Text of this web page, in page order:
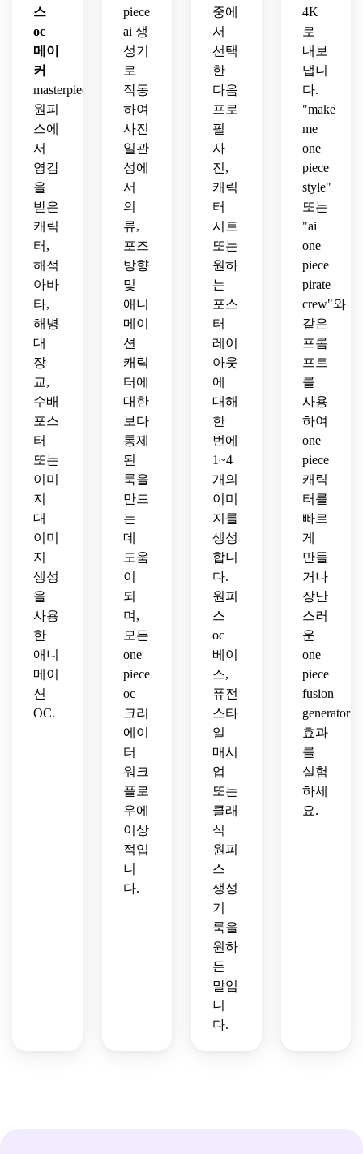
스
oc
메이
커
masterpiece:
원피
스에
서
영감
을
받은
캐릭
터,
해적
아바
타,
해병
대
장
교,
수배
포스
터
또는
이미
지
대
이미
지
생성
을
사용
한
애니
메이
션
OC.
piece
ai 생
성기
로
작동
하여
사진
일관
성에
서
의
류,
포즈
방향
및
애니
메이
션
캐릭
터에
대한
보다
통제
된
룩을
만드
는
데
도움
이
되
며,
모든
one
piece
oc
크리
에이
터
워크
플로
우에
이상
적입
니
다.
중에
서
선택
한
다음
프로
필
사
진,
캐릭
터
시트
또는
원하
는
포스
터
레이
아웃
에
대해
한
번에
1~4
개의
이미
지를
생성
합니
다.
원피
스
oc
베이
스,
퓨전
스타
일
매시
업
또는
클래
식
원피
스
생성
기
룩을
원하
든
말입
니
다.
4K
로
내보
냅니
다.
"make
me
one
piece
style"
또는
"ai
one
piece
pirate
crew"와
같은
프롬
프트
를
사용
하여
one
piece
캐릭
터를
빠르
게
만들
거나
장난
스러
운
one
piece
fusion
generator
효과
를
실험
하세
요.